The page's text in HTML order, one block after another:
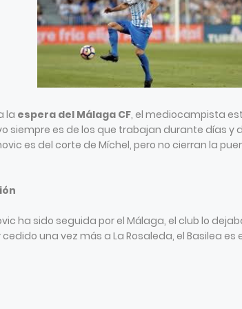
la espera del Málaga CF, el mediocampista
siempre es de los que trabajan durante días y
es del corte de Míchel, pero no cierran la
ha sido seguida por el Málaga, el club lo
una vez más a La Rosaleda, el Basilea